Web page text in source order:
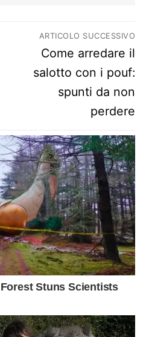
ARTICOLO SUCCESSIVO
Next post:
Come arredare il
salotto con i pouf:
spunti da non
perdere